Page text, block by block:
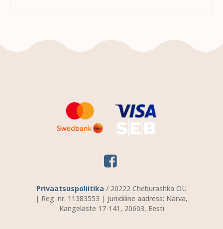
Privaatsuspoliitika / 20222 Cheburashka OÜ
| Reg. nr. 11383553 | Juriidiline aadress: Narva,
Kangelaste 17-141, 20603, Eesti